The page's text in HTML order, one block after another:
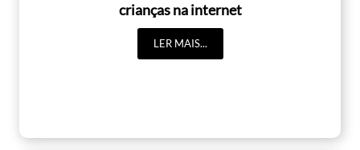
crianças na internet
LER MAIS...